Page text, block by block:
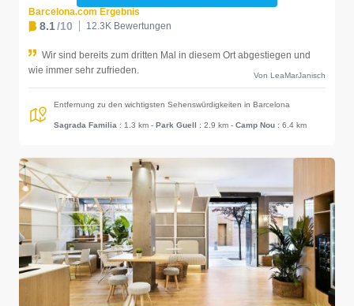
Barcelona.com Ergebnis
8.1/10 12.3K Bewertungen
Wir sind bereits zum dritten Mal in diesem Ort abgestiegen und
wie immer sehr zufrieden.
Von LeaMarJanisch
Entfernung zu den wichtigsten Sehenswürdigkeiten in Barcelona
Sagrada Familia : 1.3 km - Park Guell : 2.9 km - Camp Nou : 6.4 km